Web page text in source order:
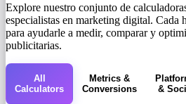
Explore nuestro conjunto de
especialistas en marketing digital. Cada
para ayudarle a medir, comparar y
publicitarias.
All
Calculators
Metrics &
Conversions
&